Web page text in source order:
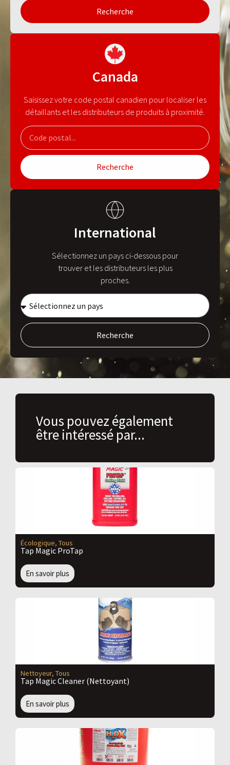
Recherche
Canada
Saisissez votre code postal canadien pour localiser les
détaillants et les distributeurs de produits à proximité.
Recherche
International
Sélectionnez un pays ci-dessous pour
trouver et les distributeurs les plus
proches.
Recherche
Vous pouvez également
être intéressé par...
Écologique, Tous
Tap Magic ProTap
En savoir plus
Nettoyeur, Tous
Tap Magic Cleaner (Nettoyant)
En savoir plus